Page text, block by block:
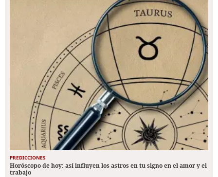
PREDICCIONES
Horóscopo de hoy: así influyen los astros en tu signo en el amor y el
trabajo